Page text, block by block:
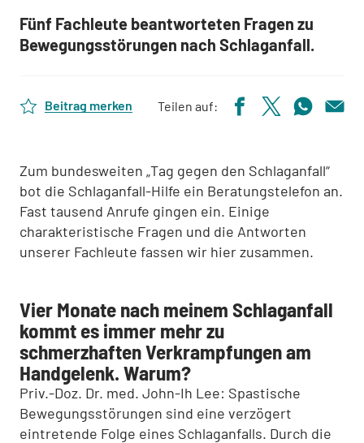
Fünf Fachleute beantworteten Fragen zu
Bewegungsstörungen nach Schlaganfall.
Beitrag merken Teilen auf:
Zum bundesweiten „Tag gegen den Schlaganfall“
bot die Schlaganfall-Hilfe ein Beratungstelefon an.
Fast tausend Anrufe gingen ein. Einige
charakteristische Fragen und die Antworten
unserer Fachleute fassen wir hier zusammen.
Vier Monate nach meinem Schlaganfall
kommt es immer mehr zu
schmerzhaften Verkrampfungen am
Handgelenk. Warum?
Priv.-Doz. Dr. med. John-Ih Lee: Spastische
Bewegungsstörungen sind eine verzögert
eintretende Folge eines Schlaganfalls. Durch die